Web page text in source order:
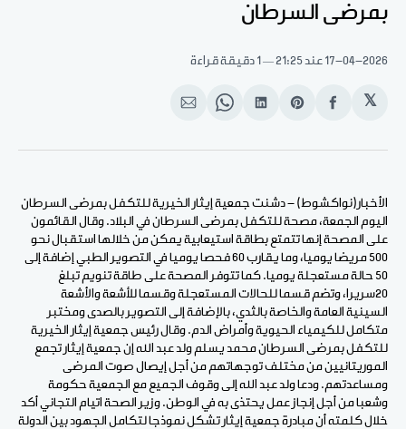
بمرضى السرطان
17-04-2026 عند 21:25 1 دقيقة قراءة
𝕏
انشر
الفيسبوك
Share
Pinterest
انشر
لينكد
Share
WhatsApp
انشر
الإيميل
الأخبار(نواكشوط) - دشنت جمعية إيثار الخيرية للتكفل بمرضى السرطان
اليوم الجمعة، مصحة للتكفل بمرضى السرطان في البلاد. وقال القائمون
على المصحة إنها تتمتع بطاقة استيعابية يمكن من خلالها استقبال نحو
500 مريضا يوميا، وما يقارب 60 فحصا يوميا في التصوير الطبي إضافة إلى
50 حالة مستعجلة يوميا. كما تتوفر المصحة على طاقة تنويم تبلغ
20سريرا، وتضم قسما للحالات المستعجلة وقسما للأشعة والأشعة
السينية العامة والخاصة بالثدي، بالإضافة إلى التصوير بالصدى ومختبر
متكامل للكيمياء الحيوية وأمراض الدم. وقال رئيس جمعية إيثار الخيرية
للتكفل بمرضى السرطان محمد يسلم ولد عبد الله إن جمعية إيثار تجمع
الموريتانيين من مختلف توجهاتهم من أجل إيصال صوت المرضى
ومساعدتهم. ودعا ولد عبد الله إلى وقوف الجميع مع الجمعية حكومة
وشعبا من أجل إنجاز عمل يحتذى به في الوطن. وزير الصحة اتيام التجاني أكد
خلال كلمته أن مبادرة جمعية إيثار تشكل نموذجا لتكامل الجهود بين الدولة